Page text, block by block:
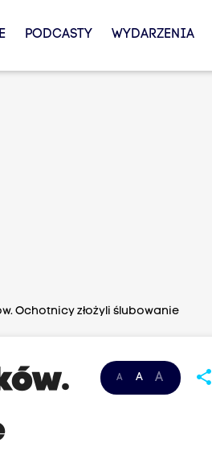
PODCASTY WYDARZENIA
Ochotnicy złożyli ślubowanie
A A A share